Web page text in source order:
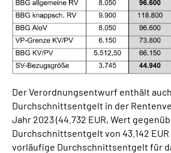
Der Verordnungsentwurf enthält
Durchschnittsentgelt in der
Jahr 2023 (44.732 EUR, Wert
Durchschnittsentgelt von 43.142
vorläufige Durchschnittsentgelt für